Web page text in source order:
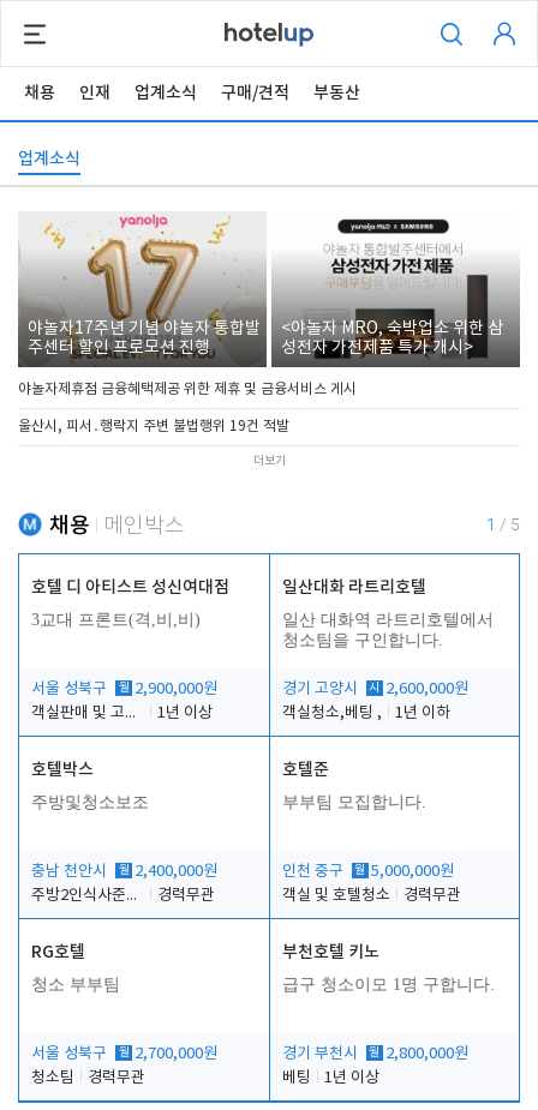
채용 인재 업계소식 구매/견적 부동산
업계소식
야놀자17주년 기념 야놀자 통합발
주센터 할인 프로모션 진행
<야놀자 MRO, 숙박업소 위한 삼
성전자 가전제품 특가 개시>
야놀자제휴점 금융혜택제공 위한 제휴 및 금융서비스 게시
울산시, 피서․행락지 주변 불법행위 19건 적발
더보기
채용 메인박스 1 / 5
호텔 디 아티스트 성신여대점
3교대 프론트(격,비,비)
서울 성북구 월 2,900,000원
객실판매 및 고객응대
1년 이상
일산대화 라트리호텔
일산 대화역 라트리호텔에서
청소팀을 구인합니다.
경기 고양시 시
2,600,000원
객실청소,베팅 ,
1년 이하
호텔박스
주방및청소보조
충남 천안시 월 2,400,000원
주방2인식사준비및청소린렌보조
경력무관
호텔준
부부팀 모집합니다.
인천 중구 월 5,000,000원
객실 및 호텔청소
경력무관
RG호텔
청소 부부팀
서울 성북구 월 2,700,000원
청소팀
경력무관
부천호텔 키노
급구 청소이모 1명 구합니다.
경기 부천시 월 2,800,000원
베팅
1년 이상